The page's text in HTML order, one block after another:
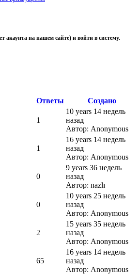
акаунта на нашем сайте) и войти в систему.
Ответы Создано
1
10 years 14 недель
назад
Автор: Anonymous
1
16 years 14 недель
назад
Автор: Anonymous
0
9 years 36 недель
назад
Автор: nazlı
0
10 years 25 недель
назад
Автор: Anonymous
2
15 years 35 недель
назад
Автор: Anonymous
65
16 years 14 недель
назад
Автор: Anonymous